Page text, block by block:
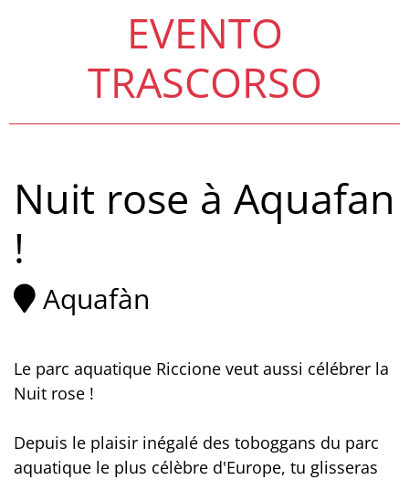
EVENTO
TRASCORSO
Nuit rose à Aquafan
!
Aquafàn
Le parc aquatique Riccione veut aussi célébrer la
Nuit rose !
Depuis le plaisir inégalé des toboggans du parc
aquatique le plus célèbre d'Europe, tu glisseras